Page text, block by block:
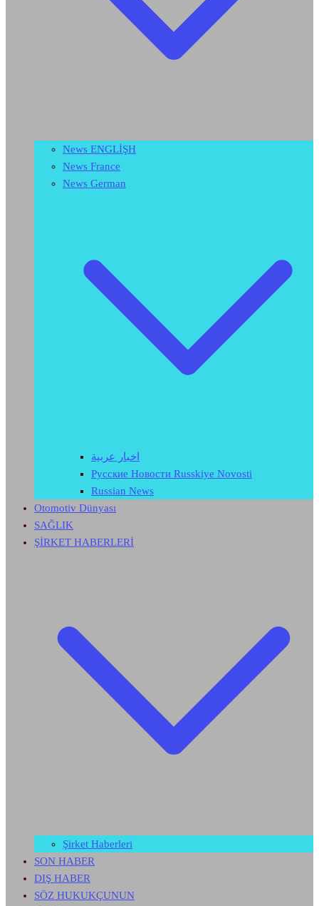
News ENGLİŞH
News France
News German
اخبار عربية
Русские Новости Russkiye Novosti
Russian News
Otomotiv Dünyası
SAĞLIK
ŞİRKET HABERLERİ
Şirket Haberleri
SON HABER
DIŞ HABER
SÖZ HUKUKÇUNUN